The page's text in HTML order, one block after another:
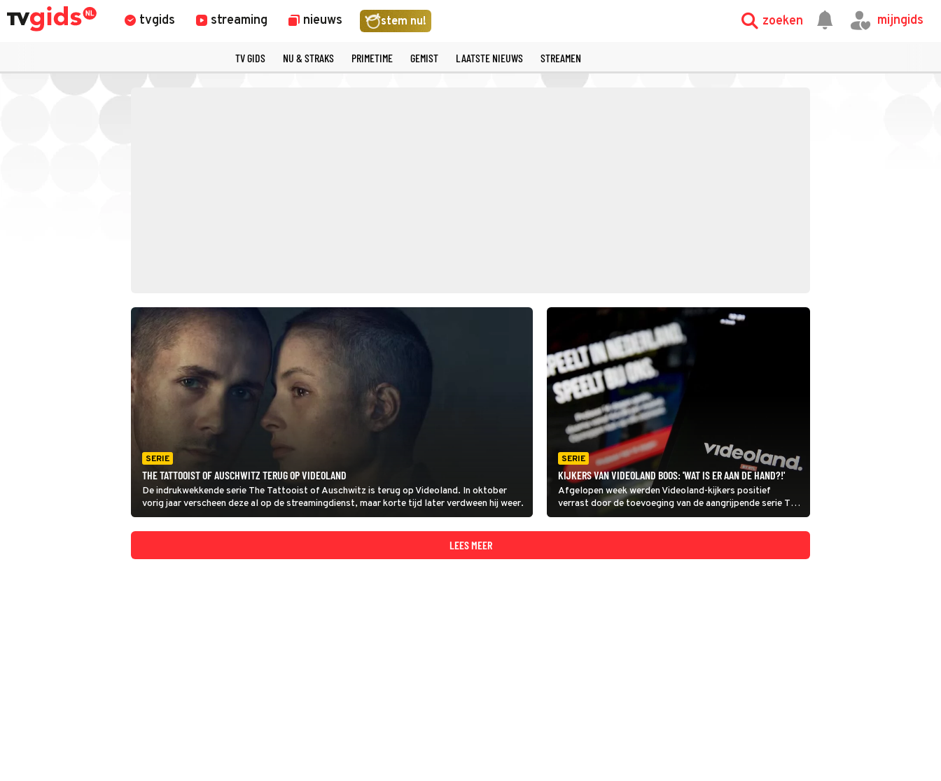
tvgids streaming nieuws stem nu! zoeken mijngids
TV GIDS NU & STRAKS PRIMETIME GEMIST LAATSTE NIEUWS STREAMEN
SERIE
THE TATTOOIST OF AUSCHWITZ TERUG OP VIDEOLAND
De indrukwekkende serie The Tattooist of Auschwitz is terug op Videoland. In oktober
vorig jaar verscheen deze al op de streamingdienst, maar korte tijd later verdween hij weer.
SERIE
KIJKERS VAN VIDEOLAND BOOS: 'WAT IS ER AAN DE HAND?!'
Afgelopen week werden Videoland-kijkers positief
verrast door de toevoeging van de aangrijpende serie The
Tattooist of Auschwitz aan het aanbod van de
streamingdienst, maar die blijdschap was van korte duur.
LEES MEER